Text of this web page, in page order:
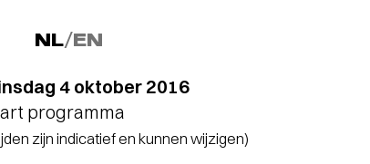
NL/EN
4 oktober 2016
programma
zijn indicatief en kunnen wijzigen)